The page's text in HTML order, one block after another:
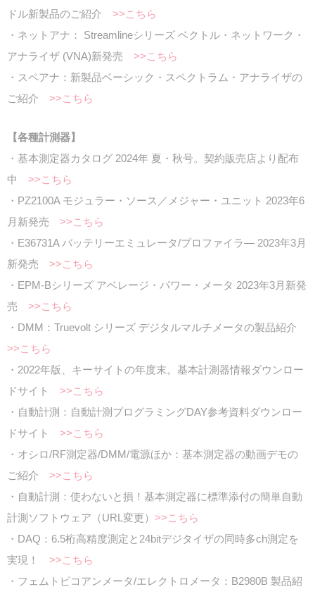
ドル新製品のご紹介 >>こちら
・ネットアナ： Streamlineシリーズ ベクトル・ネットワーク・
アナライザ (VNA)新発売 >>こちら
・スペアナ：新製品ベーシック・スペクトラム・アナライザの
ご紹介 >>こちら
【各種計測器】
・基本測定器カタログ 2024年 夏・秋号。契約販売店より配布
中 >>こちら
・PZ2100A モジュラー・ソース／メジャー・ユニット 2023年6
月新発売 >>こちら
・E36731A バッテリーエミュレータ/プロファイラ― 2023年3月
新発売 >>こちら
・EPM-Bシリーズ アベレージ・パワー・メータ 2023年3月新発
売 >>こちら
・DMM：Truevolt シリーズ デジタルマルチメータの製品紹介
>>こちら
・2022年版、キーサイトの年度末。基本計測器情報ダウンロー
ドサイト >>こちら
・自動計測：自動計測プログラミングDAY参考資料ダウンロー
ドサイト >>こちら
・オシロ/RF測定器/DMM/電源ほか：基本測定器の動画デモの
ご紹介 >>こちら
・自動計測：使わないと損！基本測定器に標準添付の簡単自動
計測ソフトウェア（URL変更） >>こちら
・DAQ：6.5桁高精度測定と24bitデジタイザの同時多ch測定を
実現！ >>こちら
・フェムトピコアンメータ/エレクトロメータ：B2980B 製品紹